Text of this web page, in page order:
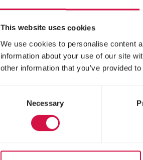
This website uses cookies
We use cookies to personalise content
information about your use of our site
other information that you’ve provided
Necessary
Word
Zet
Straf je